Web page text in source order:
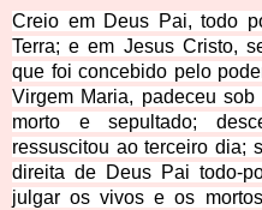
Creio em Deus Pai, todo
Terra; e em Jesus Cristo,
que foi concebido pelo
Virgem Maria, padeceu
morto e sepultado;
ressuscitou ao terceiro dia;
direita de Deus Pai todo-
julgar os vivos e os